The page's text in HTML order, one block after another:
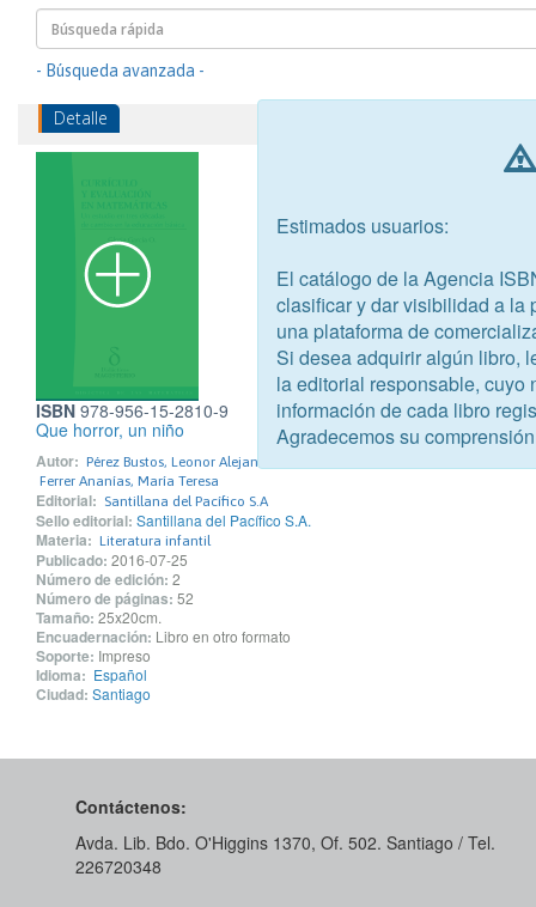
- Búsqueda avanzada -
Detalle
ISBN 978-956-15-2810-9
Que horror, un niño
Autor: Pérez Bustos, Leonor Alejandra
Ferrer Ananías, María Teresa
Editorial: Santillana del Pacífico S.A
Sello editorial: Santillana del Pacífico S.A.
Materia: Literatura infantil
Publicado: 2016-07-25
Número de edición: 2
Número de páginas: 52
Tamaño: 25x20cm.
Encuadernación: Libro en otro formato
Soporte: Impreso
Idioma: Español
Ciudad: Santiago
Contáctenos:
Avda. Lib. Bdo. O'Higgins 1370, Of. 502. Santiago / Tel.
226720348
Estimados usuarios:
El catálogo de la Agencia
clasificar y dar visibilidad a la
una plataforma de
Si desea adquirir algún libro,
la editorial responsable, cuyo
información de cada libro
Agradecemos su